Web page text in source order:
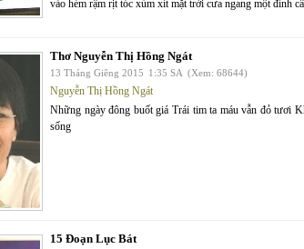
vào hẻm rậm rịt tóc xúm xít mặt trời cưa ngang một đỉnh
Thơ Nguyễn Thị Hồng Ngát
13 Tháng Giêng 2015 1:35 SA (Xem: 68644)
Nguyễn Thị Hồng Ngát
Những ngày đông buốt giá Trái tim ta máu vẫn đỏ tươi
sống
15 Đoạn Lục Bát